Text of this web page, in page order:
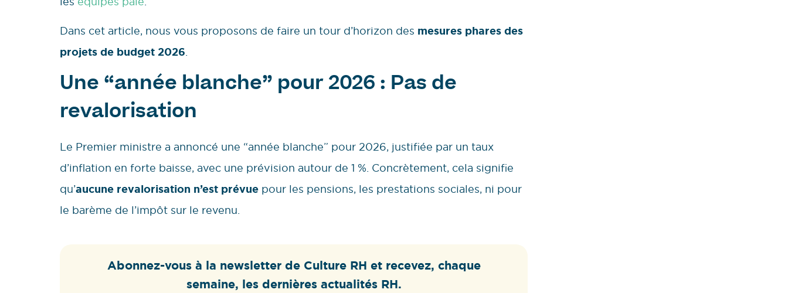
Dans cet article, nous vous proposons de faire un tour d’horizon des mesures phares des
projets de budget 2026.
Une “année blanche” pour 2026 : Pas de
revalorisation
Le Premier ministre a annoncé une “année blanche” pour 2026, justifiée par un taux
d’inflation en forte baisse, avec une prévision autour de 1 %. Concrètement, cela signifie
qu’aucune revalorisation n’est prévue pour les pensions, les prestations sociales, ni pour
le barème de l’impôt sur le revenu.
Abonnez-vous à la newsletter de Culture RH et recevez, chaque
semaine, les dernières actualités RH.